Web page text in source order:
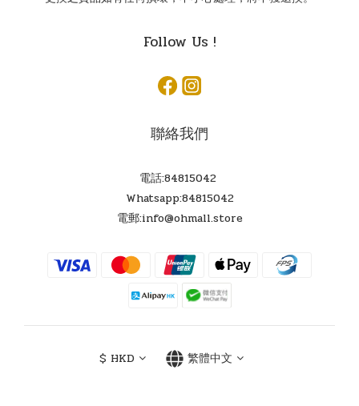
Follow Us !
聯絡我們
電話:84815042
Whatsapp:84815042
電郵:info@ohmall.store
$ HKD 繁體中文